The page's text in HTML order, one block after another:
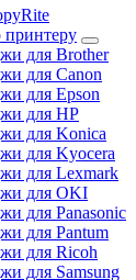
для Brother
для Canon
для Epson
для HP
для Konica
для Kyocera
для Lexmark
для OKI
для Panasonic
для Pantum
для Ricoh
для Samsung